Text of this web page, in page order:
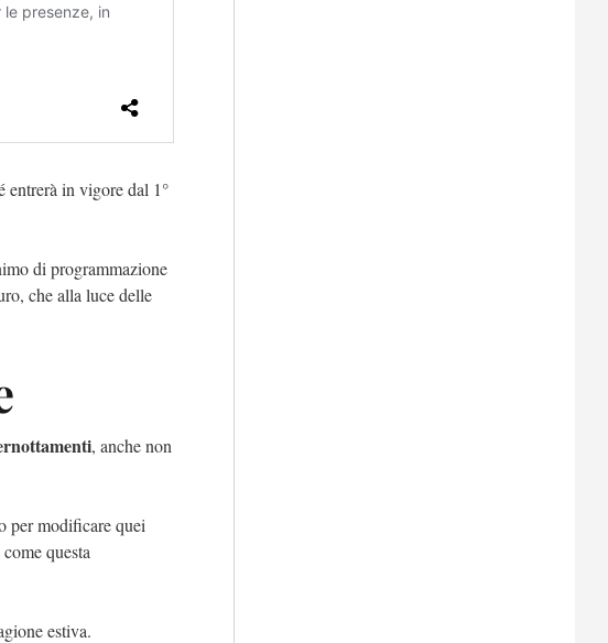
entrerà in vigore dal 1°
di programmazione
che alla luce delle
, anche non
per modificare quei
questa
estiva.